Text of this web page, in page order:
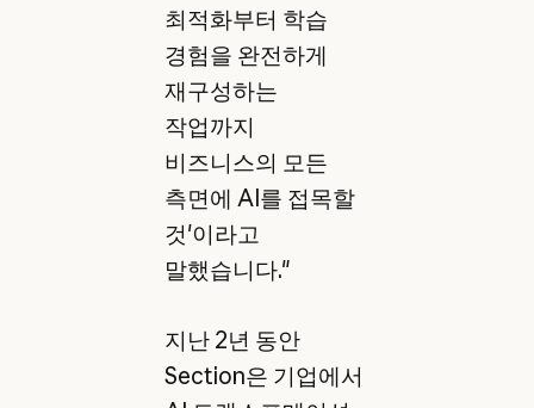
최적화부터 학습
경험을 완전하게
재구성하는
작업까지
비즈니스의 모든
측면에 AI를 접목할
것'이라고
말했습니다."
지난 2년 동안
Section은 기업에서